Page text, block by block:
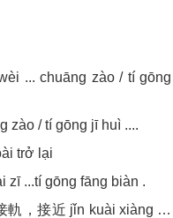
... chuāng zào / tí gōng
zào / tí gōng jī huì ....
trở lại
zī ...tí gōng fāng biàn .
，接近 jǐn kuài xiàng …